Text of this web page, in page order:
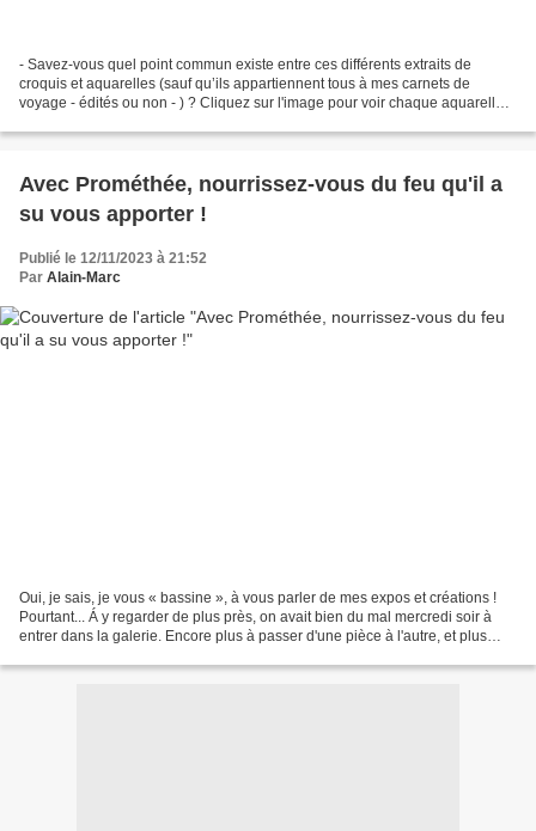
- Savez-vous quel point commun existe entre ces différents extraits de
croquis et aquarelles (sauf qu’ils appartiennent tous à mes carnets de
voyage - édités ou non - ) ? Cliquez sur l'image pour voir chaque aquarelle,
Avec Prométhée, nourrissez-vous du feu qu'il a
su vous apporter !
Publié le 12/11/2023 à 21:52
Par Alain-Marc
Oui, je sais, je vous « bassine », à vous parler de mes expos et créations !
Pourtant... Á y regarder de plus près, on avait bien du mal mercredi soir à
entrer dans la galerie. Encore plus à passer d'une pièce à l'autre, et plus